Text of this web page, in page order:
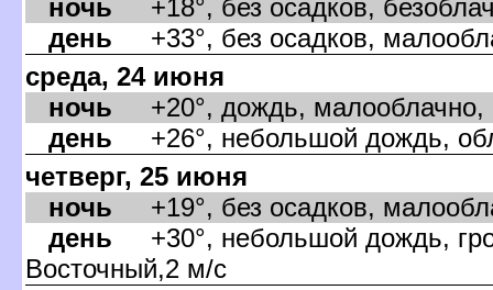
ночь +18°, без осадков,
день +33°, без осадков,
среда, 24 июня
ночь +20°, дождь, малооблачно,
день +26°, небольшой дождь,
четверг, 25 июня
ночь +19°, без осадков,
день +30°, небольшой дождь,
осточный,2 м/с